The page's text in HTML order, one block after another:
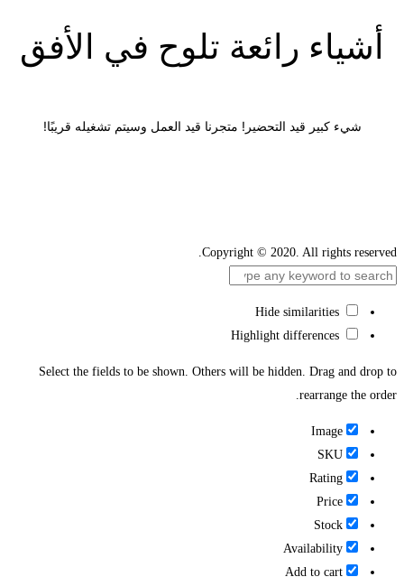
أشياء رائعة تلوح في الأفق
شيء كبير قيد التحضير! متجرنا قيد العمل وسيتم تشغيله قريبًا!
Copyright © 2020. All rights reserved.
Select the fields to be shown. Others will be hidden. Drag and drop to
rearrange the order.
Image
SKU
Rating
Price
Stock
Availability
Add to cart